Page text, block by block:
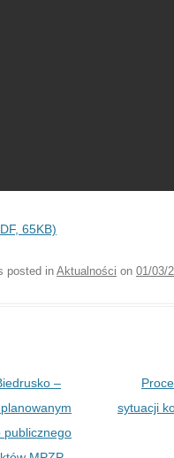
65KB)
posted in Aktualności on 01/03/
–
publicznego
sytuacji